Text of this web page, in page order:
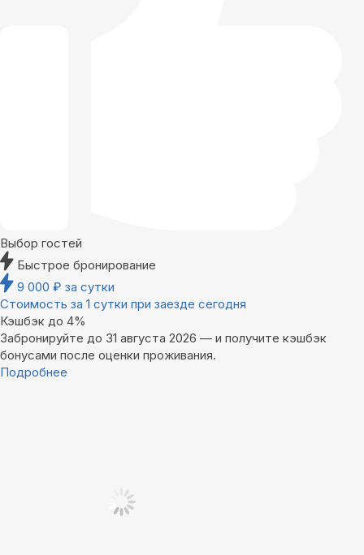
Выбор гостей
Быстрое бронирование
9 000 ₽ за сутки
Стоимость за 1 сутки при заезде сегодня
Кэшбэк до 4%
Забронируйте до 31 августа 2026 — и получите кэшбэк
бонусами после оценки проживания.
Подробнее